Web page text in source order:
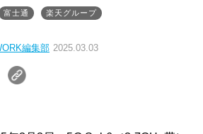
富士通 楽天グループ
編集部 2025.03.03